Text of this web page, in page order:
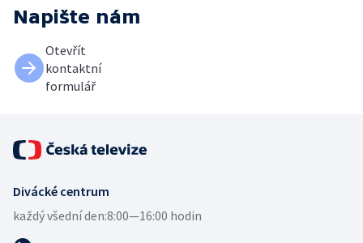
Napište nám
Otevřít
kontaktní
formulář
Divácké centrum
každý všední den:8:00—16:00 hodin